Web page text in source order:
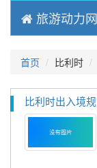
旅游动力网
首页 比利时
比利时出入境